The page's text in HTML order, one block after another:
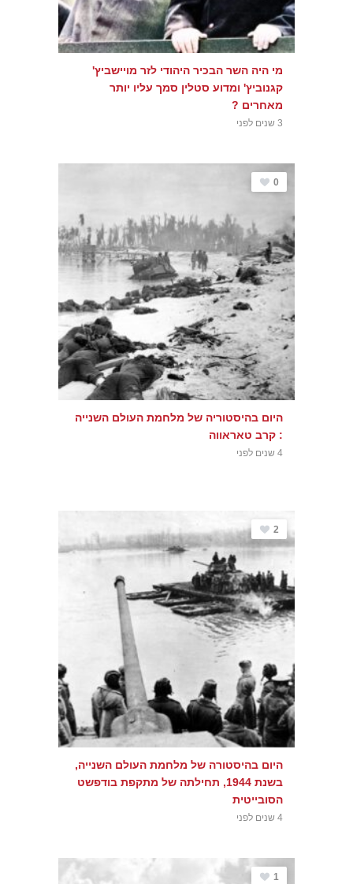
מי היה השר הבכיר היהודי לזר מויישביץ'
קגנוביץ' ומדוע סטלין סמך עליו יותר
מאחרים ?
3 שנים לפני
0
היום בהיסטוריה של מלחמת העולם השנייה
: קרב טאראווה
4 שנים לפני
2
היום בהיסטורה של מלחמת העולם השנייה,
בשנת 1944, תחילתה של מתקפת בודפשט
הסובייטית
4 שנים לפני
1